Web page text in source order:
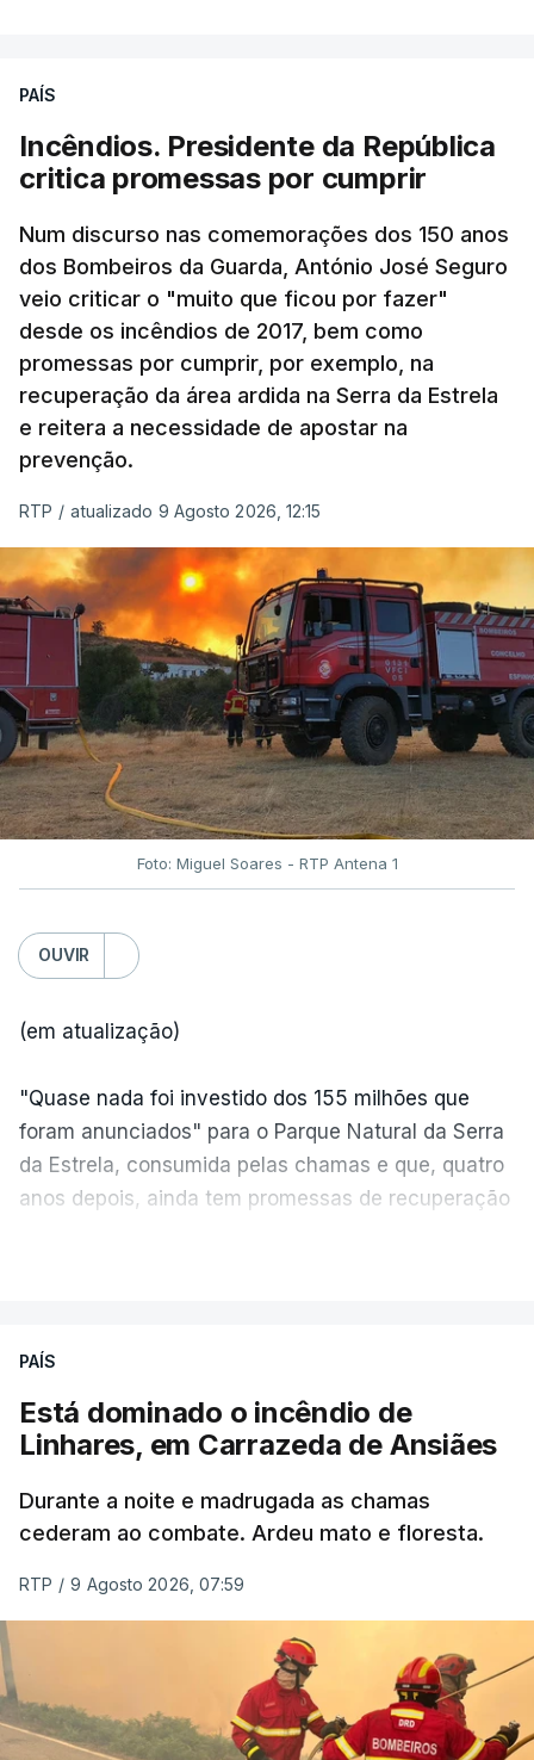
PAÍS
Incêndios. Presidente da República
critica promessas por cumprir
Num discurso nas comemorações dos 150 anos
dos Bombeiros da Guarda, António José Seguro
veio criticar o "muito que ficou por fazer"
desde os incêndios de 2017, bem como
promessas por cumprir, por exemplo, na
recuperação da área ardida na Serra da Estrela
e reitera a necessidade de apostar na
prevenção.
RTP / atualizado 9 Agosto 2026, 12:15
Foto: Miguel Soares - RTP Antena 1
OUVIR
(em atualização)
"Quase nada foi investido dos 155 milhões que
foram anunciados" para o Parque Natural da Serra
da Estrela, consumida pelas chamas e que, quatro
anos depois, ainda tem promessas de recuperação
ESTE CONTEÚDO ESTÁ NESTE
PAÍS
Está dominado o incêndio de
Linhares, em Carrazeda de Ansiães
Durante a noite e madrugada as chamas
cederam ao combate. Ardeu mato e floresta.
RTP / 9 Agosto 2026, 07:59